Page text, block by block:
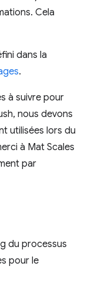
Cela
dans la
.
à suivre pour
nous devons
utilisées lors du
à Mat Scales
par
du processus
pour le